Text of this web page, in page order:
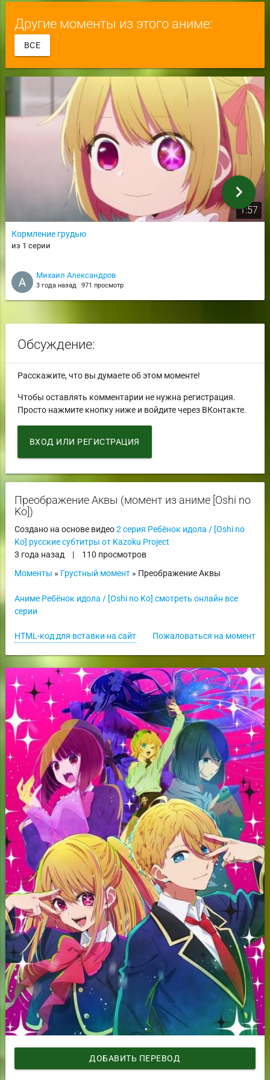
Другие моменты из этого аниме:
ВСЕ
1:57
Кормление грудью
из 1 серии
Михаил Александров
3 года назад 971 просмотр
chevron_right
Обсуждение:
Расскажите, что вы думаете об этом моменте!
Чтобы оставлять комментарии не нужна регистрация.
Просто нажмите кнопку ниже и войдите через ВКонтакте.
ВХОД ИЛИ РЕГИСТРАЦИЯ
Преображение Аквы (момент из аниме [Oshi no
Ko])
Создано на основе видео2 серия Ребёнок идола / [Oshi no
Ko] русские субтитры от Kazoku Project
3 года назад
|
110 просмотров
Моменты » Грустный момент» Преображение Аквы
Аниме Ребёнок идола / [Oshi no Ko] смотреть онлайн все
серии
Пожаловаться на момент
HTML-код для вставки на сайт
ДОБАВИТЬ ПЕРЕВОД